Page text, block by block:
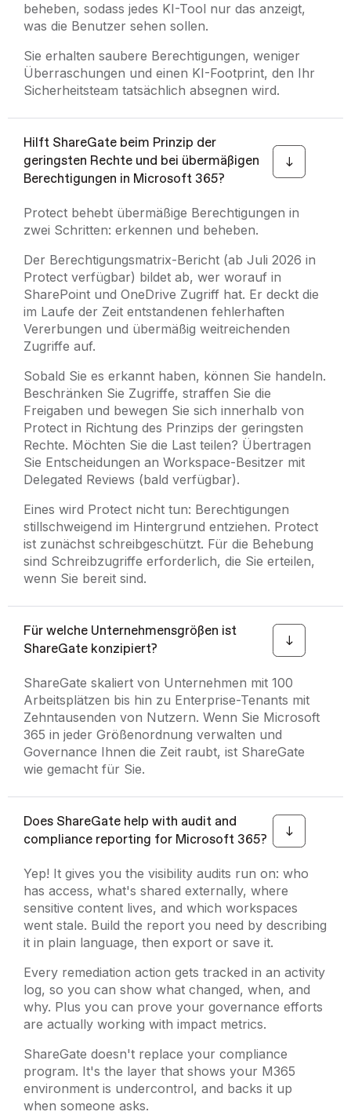
beheben, sodass jedes KI-Tool nur das anzeigt,
was die Benutzer sehen sollen.
Sie erhalten saubere Berechtigungen, weniger
Überraschungen und einen KI-Footprint, den Ihr
Sicherheitsteam tatsächlich absegnen wird.
Hilft ShareGate beim Prinzip der
geringsten Rechte und bei übermäßigen
Berechtigungen in Microsoft 365?
Protect behebt übermäßige Berechtigungen in
zwei Schritten: erkennen und beheben.
Der Berechtigungsmatrix-Bericht (ab Juli 2026 in
Protect verfügbar) bildet ab, wer worauf in
SharePoint und OneDrive Zugriff hat. Er deckt die
im Laufe der Zeit entstandenen fehlerhaften
Vererbungen und übermäßig weitreichenden
Zugriffe auf.
Sobald Sie es erkannt haben, können Sie handeln.
Beschränken Sie Zugriffe, straffen Sie die
Freigaben und bewegen Sie sich innerhalb von
Protect in Richtung des Prinzips der geringsten
Rechte. Möchten Sie die Last teilen? Übertragen
Sie Entscheidungen an Workspace-Besitzer mit
Delegated Reviews (bald verfügbar).
Eines wird Protect nicht tun: Berechtigungen
stillschweigend im Hintergrund entziehen. Protect
ist zunächst schreibgeschützt. Für die Behebung
sind Schreibzugriffe erforderlich, die Sie erteilen,
wenn Sie bereit sind.
Für welche Unternehmensgrößen ist
ShareGate konzipiert?
ShareGate skaliert von Unternehmen mit 100
Arbeitsplätzen bis hin zu Enterprise-Tenants mit
Zehntausenden von Nutzern. Wenn Sie Microsoft
365 in jeder Größenordnung verwalten und
Governance Ihnen die Zeit raubt, ist ShareGate
wie gemacht für Sie.
Does ShareGate help with audit and
compliance reporting for Microsoft 365?
Yep! It gives you the visibility audits run on: who
has access, what's shared externally, where
sensitive content lives, and which workspaces
went stale. Build the report you need by describing
it in plain language, then export or save it.
Every remediation action gets tracked in an activity
log, so you can show what changed, when, and
why. Plus you can prove your governance efforts
are actually working with impact metrics.
ShareGate doesn't replace your compliance
program. It's the layer that shows your M365
environment is undercontrol, and backs it up
when someone asks.